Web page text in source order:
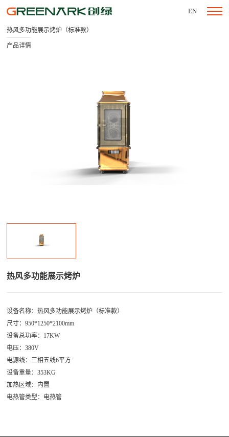
EN
热风多功能展示烤炉（标准款）
产品详情
热风多功能展示烤炉
设备名称：热风多功能展示烤炉（标准款）
尺寸：950*1250*2100mm
设备总功率：17KW
电压：380V
电源线：三相五线6平方
设备重量：353KG
加热区域：内置
电热管类型：电热管